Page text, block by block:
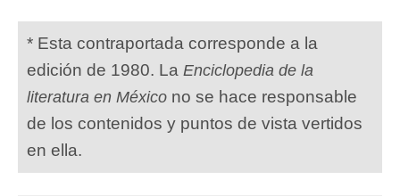
* Esta contraportada corresponde a la
edición de 1980. La Enciclopedia de la
literatura en México no se hace responsable
de los contenidos y puntos de vista vertidos
en ella.